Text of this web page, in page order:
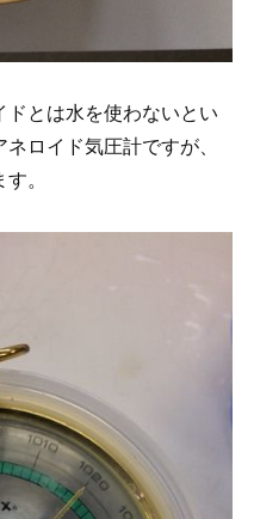
とは水を使わないとい
ロイド気圧計ですが、
。